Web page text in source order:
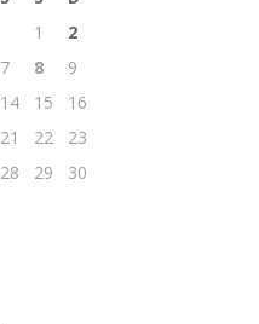
1
2
7 8
9
14 15
16
21 22
23
28 29
30